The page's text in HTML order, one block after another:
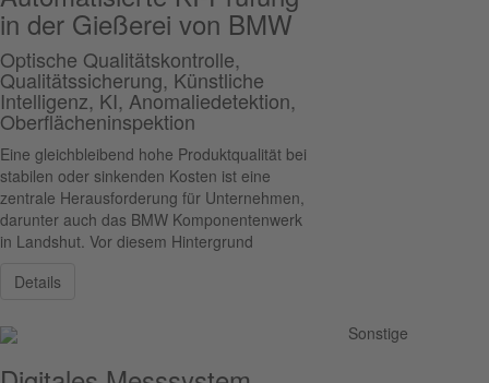
in der Gießerei von BMW
Optische Qualitätskontrolle,
Qualitätssicherung, Künstliche
Intelligenz, KI, Anomaliedetektion,
Oberflächeninspektion
Eine gleichbleibend hohe Produktqualität bei
stabilen oder sinkenden Kosten ist eine
zentrale Herausforderung für Unternehmen,
darunter auch das BMW Komponentenwerk
in Landshut. Vor diesem Hintergrund
Details
Sonstige